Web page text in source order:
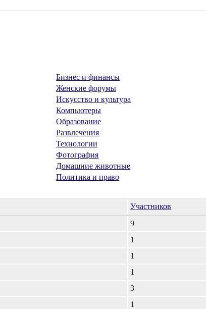
Бизнес и финансы
Женские форумы
Искусство и культура
Компьютеры
Образование
Развлечения
Технологии
Фотография
Домашние животные
Политика и право
Участников
9
1
1
1
3
1